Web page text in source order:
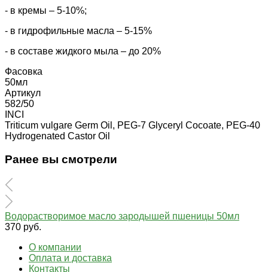
- в кремы – 5-10%;
- в гидрофильные масла – 5-15%
- в составе жидкого мыла – до 20%
Фасовка
50мл
Артикул
582/50
INCI
Triticum vulgare Germ Oil, PEG-7 Glyceryl Cocoate, PEG-40
Hydrogenated Castor Oil
Ранее вы смотрели
Водорастворимое масло зародышей пшеницы 50мл
370 руб.
О компании
Оплата и доставка
Контакты